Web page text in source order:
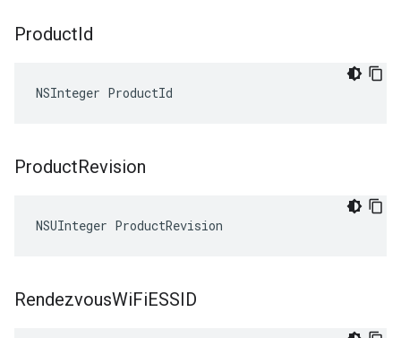
ProductId
NSInteger ProductId
ProductRevision
NSUInteger ProductRevision
RendezvousWiFiESSID